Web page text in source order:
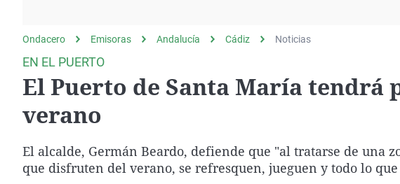
Operación Viuda
Negra
Navarra
Ondacero Emisoras Andalucía Cádiz Noticias
EN EL PUERTO
El Puerto de Santa María tendrá
verano
El alcalde, Germán Beardo, defiende que "al tratarse de una
que disfruten del verano, se refresquen, jueguen y todo lo